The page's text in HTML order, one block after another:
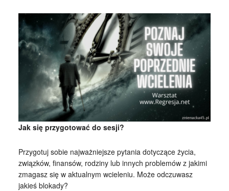
Jak się przygotować do sesji?
Przygotuj sobie najważniejsze pytania dotyczące życia,
związków, finansów, rodziny lub innych problemów z jakimi
zmagasz się w aktualnym wcieleniu. Może odczuwasz
jakieś blokady?